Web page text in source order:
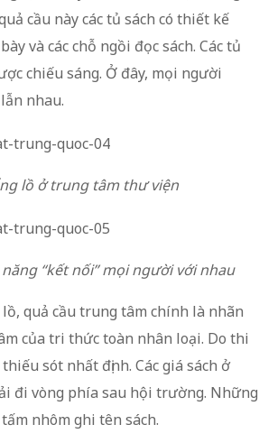
cầu này các tủ sách có thiết kế
và các chỗ ngồi đọc sách. Các tủ
chiếu sáng. Ở đây, mọi người
nhau.
lồ ở trung tâm thư viện
“kết nối” mọi người với nhau
quả cầu trung tâm chính là nhãn
của tri thức toàn nhân loại. Do thi
sót nhất định. Các giá sách ở
đi vòng phía sau hội trường. Những
nhôm ghi tên sách.